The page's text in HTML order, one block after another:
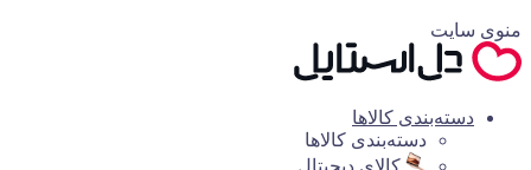
منوی سایت
دسته‌بندی کالاها
دسته‌بندی کالاها
کالای دیجیتال